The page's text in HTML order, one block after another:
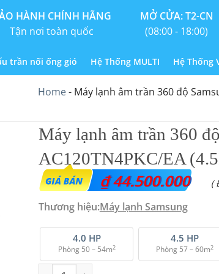
HÀNH CHÍNH HÃNG
Tận nơi toàn quốc
MỞ CỬA: T2-CN
(08:00 - 18:00)
trần nối ống gió Hệ Thống MULTI Hệ Thống
Home- Máy lạnh âm trần 360 độ
Máy lạnh âm trần 360
AC120TN4PKC/EA
₫44.500.000 (
Thương hiệu:Máy lạnh Samsung
4.0 HP
Phòng 50 – 54m2
4.5 HP
Phòng 57 – 60m2
Máy lạnh âm trần 360 độ Samsung inverter